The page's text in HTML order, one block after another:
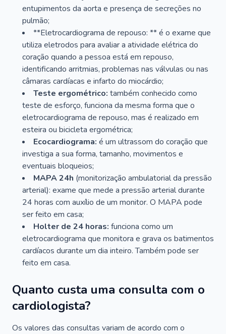
entupimentos da aorta e presença de secreções no
pulmão;
**Eletrocardiograma de repouso: ** é o exame que
utiliza eletrodos para avaliar a atividade elétrica do
coração quando a pessoa está em repouso,
identificando arritmias, problemas nas válvulas ou nas
câmaras cardíacas e infarto do miocárdio;
Teste ergométrico: também conhecido como
teste de esforço, funciona da mesma forma que o
eletrocardiograma de repouso, mas é realizado em
esteira ou bicicleta ergométrica;
Ecocardiograma: é um ultrassom do coração que
investiga a sua forma, tamanho, movimentos e
eventuais bloqueios;
MAPA 24h (monitorização ambulatorial da pressão
arterial): exame que mede a pressão arterial durante
24 horas com auxílio de um monitor. O MAPA pode
ser feito em casa;
Holter de 24 horas: funciona como um
eletrocardiograma que monitora e grava os batimentos
cardíacos durante um dia inteiro. Também pode ser
feito em casa.
Quanto custa uma consulta com o
cardiologista?
Os valores das consultas variam de acordo com o